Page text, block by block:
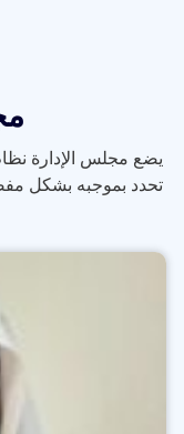
يضع مجلس الإدارة
تحدد بموجبه بشكل